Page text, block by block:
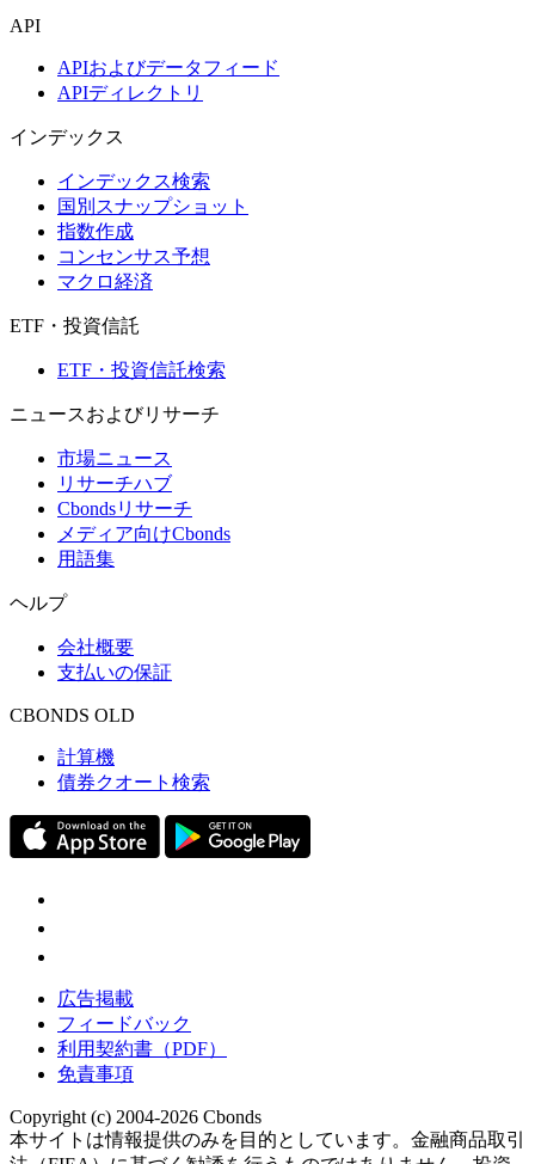
API
APIおよびデータフィード
APIディレクトリ
インデックス
インデックス検索
国別スナップショット
指数作成
コンセンサス予想
マクロ経済
ETF・投資信託
ETF・投資信託検索
ニュースおよびリサーチ
市場ニュース
リサーチハブ
Cbondsリサーチ
メディア向けCbonds
用語集
ヘルプ
会社概要
支払いの保証
CBONDS OLD
計算機
債券クオート検索
広告掲載
フィードバック
利用契約書（PDF）
免責事項
Copyright (c) 2004-2026 Cbonds
本サイトは情報提供のみを目的としています。金融商品取引